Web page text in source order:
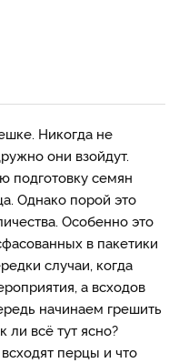
Никогда не
они взойдут.
подготовку семян
Однако порой это
Особенно это
в пакетики
случаи, когда
а всходов
начинаем грешить
ли всё тут ясно?
перцы и что